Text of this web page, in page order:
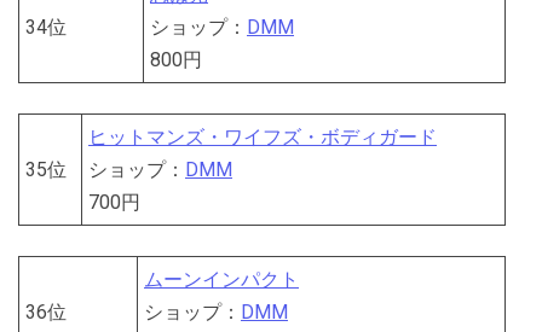
34位
ショップ： DMM
800円
35位
ヒットマンズ・ワイフズ・ボディガード
ショップ： DMM
700円
36位
ムーンインパクト
ショップ： DMM